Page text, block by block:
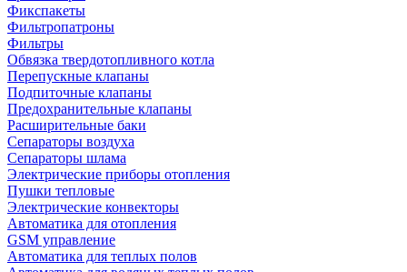
Фикспакеты
Фильтропатроны
Фильтры
Обвязка твердотопливного котла
Перепускные клапаны
Подпиточные клапаны
Предохранительные клапаны
Расширительные баки
Сепараторы воздуха
Сепараторы шлама
Электрические приборы отопления
Пушки тепловые
Электрические конвекторы
Автоматика для отопления
GSM управление
Автоматика для теплых полов